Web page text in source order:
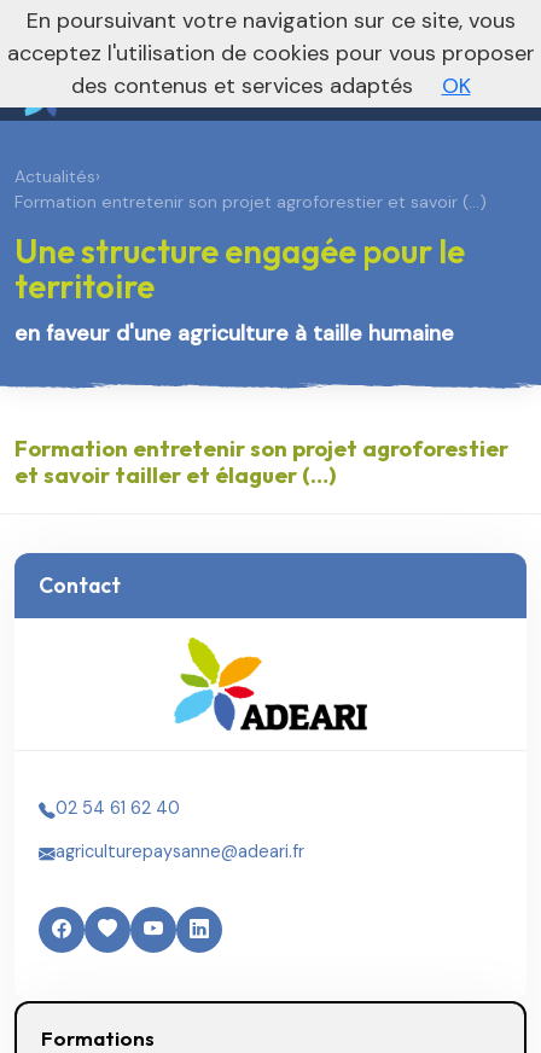
Vers le site régional Vers le site national
Actualités›
Formation entretenir son projet agroforestier et savoir (…)
Une structure engagée pour le
territoire
en faveur d'une agriculture à taille humaine
Formation entretenir son projet agroforestier
et savoir tailler et élaguer (…)
Contact
02 54 61 62 40
agriculturepaysanne@adeari.fr
Formations
En poursuivant votre navigation sur ce site, vous
acceptez l'utilisation de cookies pour vous proposer
des contenus et services adaptés
OK